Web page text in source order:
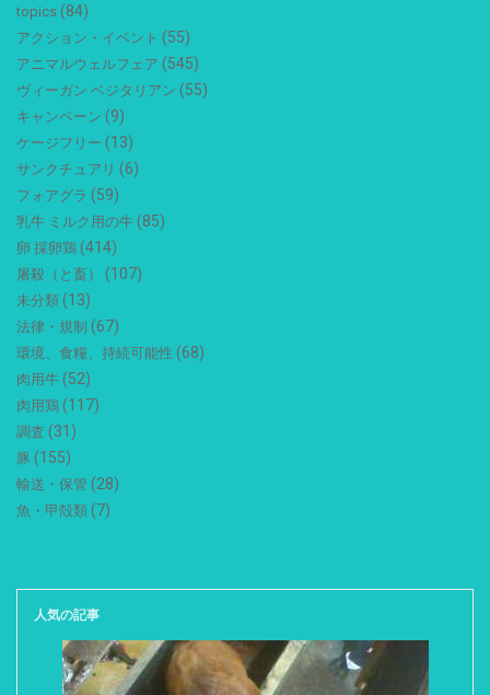
topics (84)
アクション・イベント (55)
アニマルウェルフェア (545)
ヴィーガン ベジタリアン (55)
キャンペーン (9)
ケージフリー (13)
サンクチュアリ (6)
フォアグラ (59)
乳牛 ミルク用の牛 (85)
卵 採卵鶏 (414)
屠殺（と畜） (107)
未分類 (13)
法律・規制 (67)
環境、食糧、持続可能性 (68)
肉用牛 (52)
肉用鶏 (117)
調査 (31)
豚 (155)
輸送・保管 (28)
魚・甲殻類 (7)
人気の記事